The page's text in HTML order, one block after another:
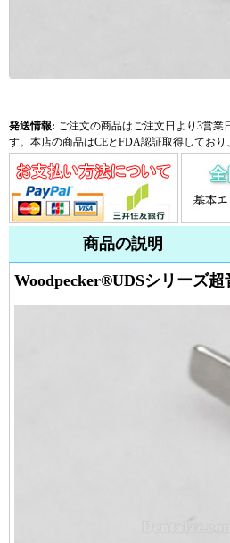
発送情報: ご注文の商品はご注文日より3営
す。本店の商品はCEとFDA認証取得しており
商品の説明
Woodpecker®UDSシリーズ